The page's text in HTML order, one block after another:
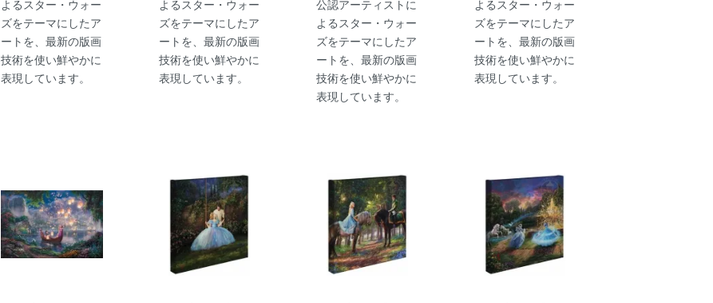
よるスター・ウォー
ズをテーマにしたア
ートを、最新の版画
技術を使い鮮やかに
表現しています。
よるスター・ウォー
ズをテーマにしたア
ートを、最新の版画
技術を使い鮮やかに
表現しています。
公認アーティストに
よるスター・ウォー
ズをテーマにしたア
ートを、最新の版画
技術を使い鮮やかに
表現しています。
よるスター・ウォー
ズをテーマにしたア
ートを、最新の版画
技術を使い鮮やかに
表現しています。